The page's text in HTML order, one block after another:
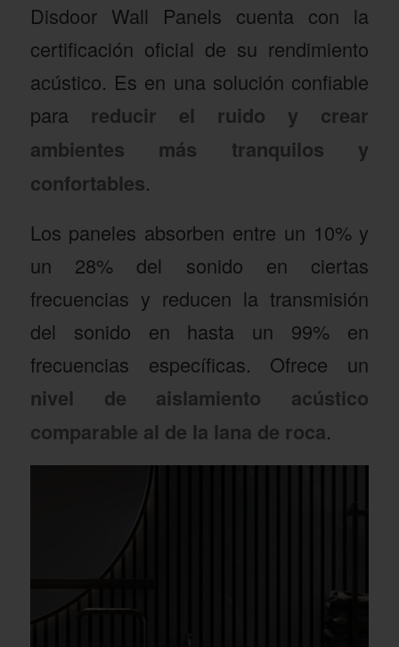
Disdoor Wall Panels cuenta con la
certificación oficial de su rendimiento
acústico. Es en una solución confiable
para reducir el ruido y crear
ambientes más tranquilos y
confortables.
Los paneles absorben entre un 10% y
un 28% del sonido en ciertas
frecuencias y reducen la transmisión
del sonido en hasta un 99% en
frecuencias específicas. Ofrece un
nivel de aislamiento acústico
comparable al de la lana de roca.